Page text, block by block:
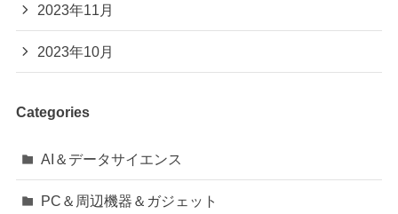
2023年11月
2023年10月
Categories
AI＆データサイエンス
PC＆周辺機器＆ガジェット